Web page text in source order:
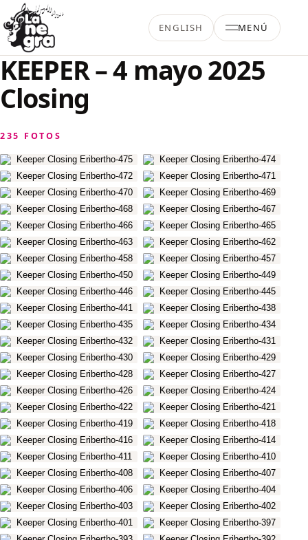
Saltar al contenido
La Negra Salsa
ENGLISH MENÚ
KEEPER – 4 mayo 2025
Closing
235 FOTOS